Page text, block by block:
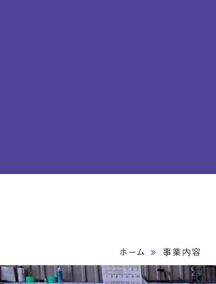
ホーム 事業内容